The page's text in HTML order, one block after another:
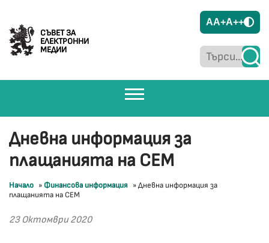
СЪВЕТ ЗА
ЕЛЕКТРОННИ
МЕДИИ
AA+A++
Дневна информация за
плащанията на СЕМ
Начало » Финансова информация »Дневна информация за
плащанията на СЕМ
23 Октомври 2020